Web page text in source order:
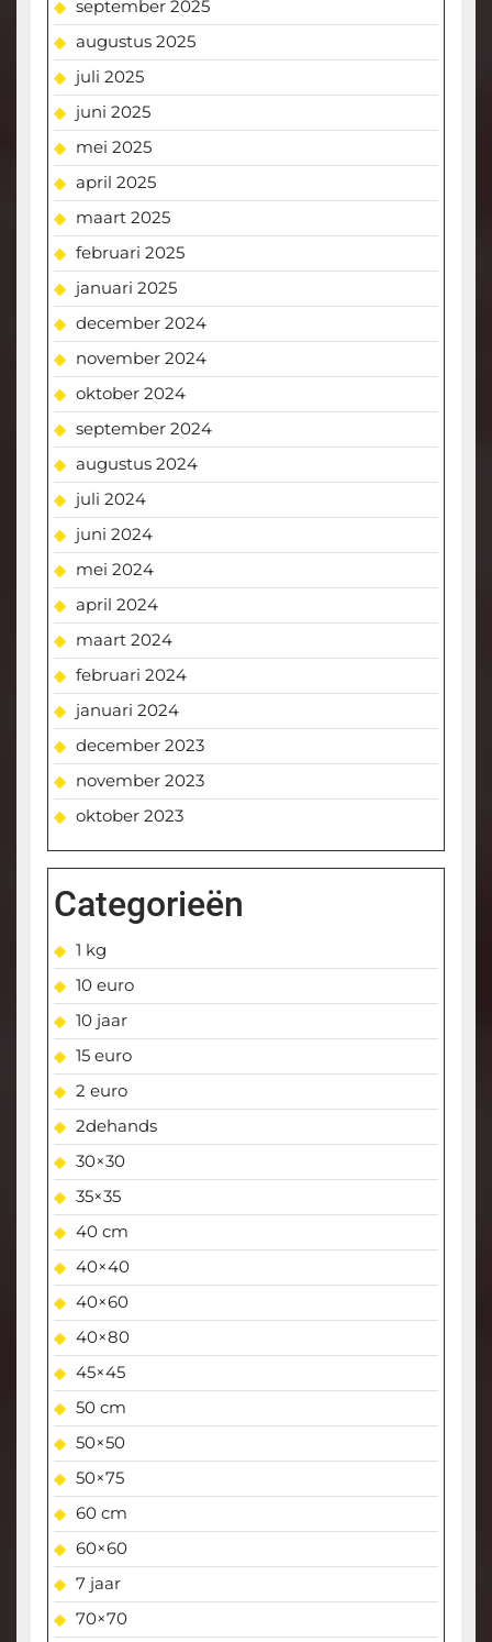
september 2025
augustus 2025
juli 2025
juni 2025
mei 2025
april 2025
maart 2025
februari 2025
januari 2025
december 2024
november 2024
oktober 2024
september 2024
augustus 2024
juli 2024
juni 2024
mei 2024
april 2024
maart 2024
februari 2024
januari 2024
december 2023
november 2023
oktober 2023
Categorieën
1 kg
10 euro
10 jaar
15 euro
2 euro
2dehands
30×30
35×35
40 cm
40×40
40×60
40×80
45×45
50 cm
50×50
50×75
60 cm
60×60
7 jaar
70×70